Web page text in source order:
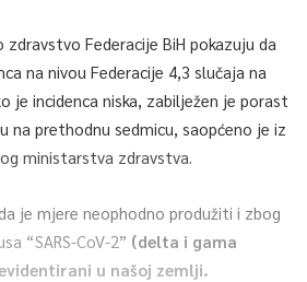
zdravstvo Federacije BiH pokazuju da
na nivou Federacije 4,3 slučaja na
je incidenca niska, zabilježen je porast
na prethodnu sedmicu, saopćeno je iz
ministarstva zdravstva.
je mjere neophodno produžiti i zbog
“SARS-CoV-2” (delta i gama
u našoj zemlji.